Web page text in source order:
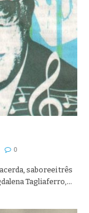
0
saboreei três
Tagliaferro,…